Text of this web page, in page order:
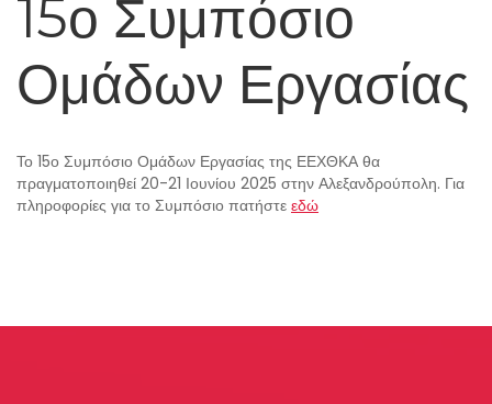
15ο Συμπόσιο
Ομάδων Εργασίας
Το 15ο Συμπόσιο Ομάδων Εργασίας της ΕΕΧΘΚΑ θα
πραγματοποιηθεί 20-21 Ιουνίου 2025 στην Αλεξανδρούπολη. Για
πληροφορίες για το Συμπόσιο πατήστε εδώ